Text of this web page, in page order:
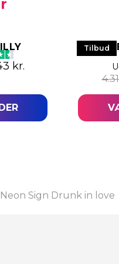
pris var:
kr. Den aktuelle pris
Tilbud
LED
Sign Drunk in love